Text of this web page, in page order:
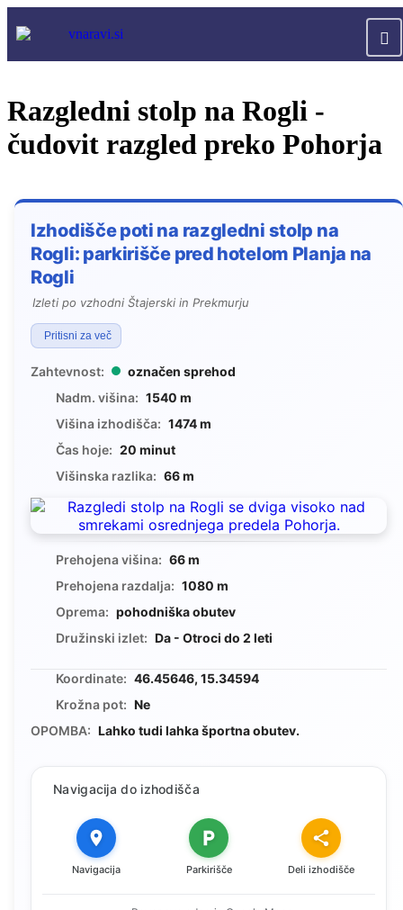
Razgledni stolp na Rogli -
čudovit razgled preko Pohorja
Izhodišče poti na razgledni stolp na
Rogli: parkirišče pred hotelom Planja na
Rogli
Izleti po vzhodni Štajerski in Prekmurju
Pritisni za več
Zahtevnost:
označen sprehod
Nadm. višina: 1540 m
Višina izhodišča: 1474 m
Čas hoje: 20 minut
Višinska razlika: 66 m
Prehojena višina: 66 m
Prehojena razdalja: 1080 m
Oprema: pohodniška obutev
Družinski izlet: Da - Otroci do 2 leti
Koordinate: 46.45646, 15.34594
Krožna pot: Ne
OPOMBA: Lahko tudi lahka športna obutev.
Navigacija do izhodišča
Navigacija Parkirišče Deli izhodišče